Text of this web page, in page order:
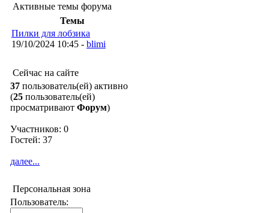
Активные темы форума
Темы
Пилки для лобзика
19/10/2024 10:45 - blimi
Сейчас на сайте
37 пользователь(ей) активно
(25 пользователь(ей)
просматривают Форум)
Участников: 0
Гостей: 37
далее...
Персональная зона
Пользователь: